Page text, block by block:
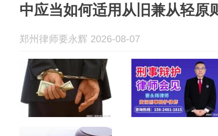
中应当如何适用从旧兼从轻原
郑州律师要永辉 2026-08-07